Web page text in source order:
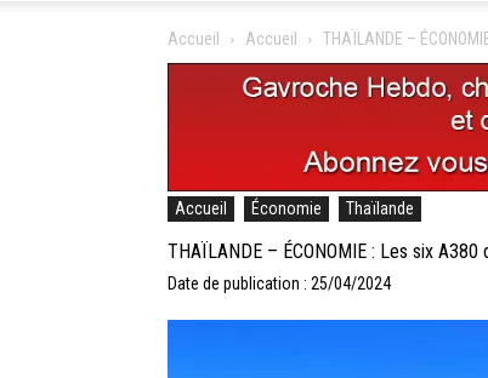
Accueil Accueil THAÏLANDE –
Accueil Économie Thaïlande
THAÏLANDE – ÉCONOMIE : Les six
Date de publication : 25/04/2024